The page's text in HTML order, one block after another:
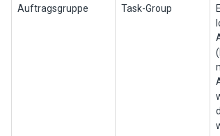
Auftragsgruppe Task-Group